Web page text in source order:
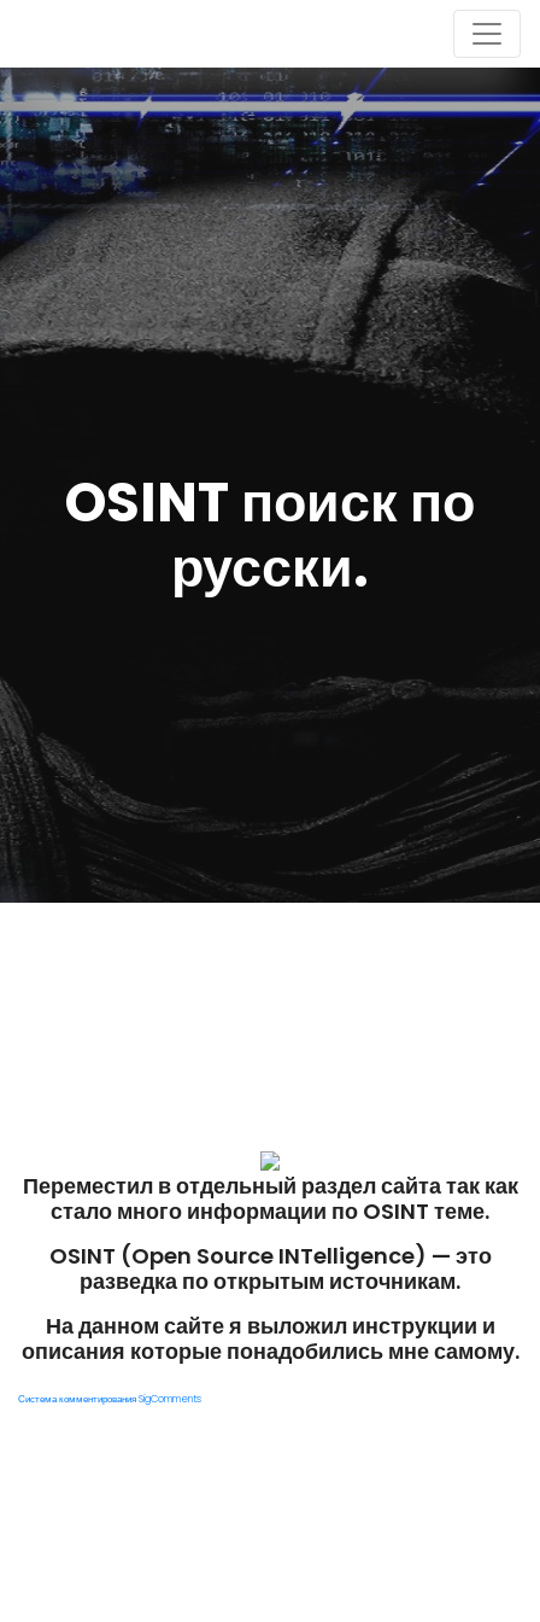
OSINT поиск по
русски.
Переместил в отдельный раздел сайта так как
стало много информации по OSINT теме.
OSINT (Open Source INTelligence) — это
разведка по открытым источникам.
На данном сайте я выложил инструкции и
описания которые понадобились мне самому.
Система комментирования SigComments